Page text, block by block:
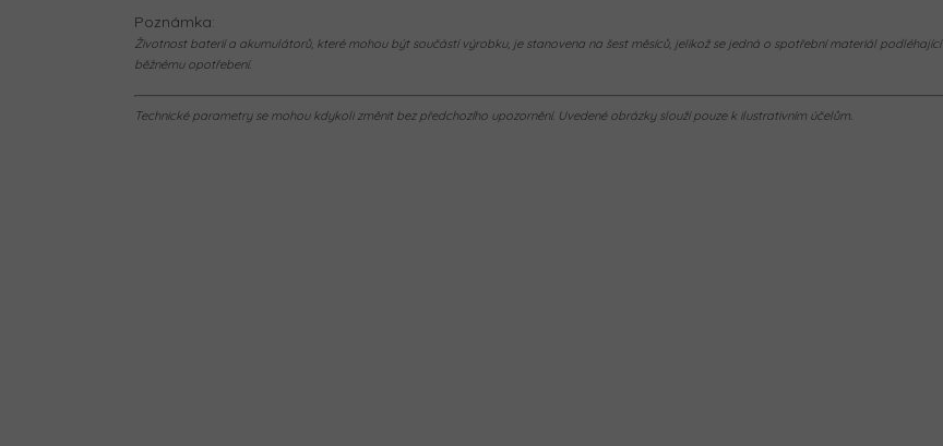
Poznámka:
Životnost baterií a akumulátorů, které mohou být součástí výrobku, je stanovena na šest měsíců, jelikož se jedná o spotřební materiál podléhající
běžnému opotřebení.
Technické parametry se mohou kdykoli změnit bez předchozího upozornění. Uvedené obrázky slouží pouze k ilustrativním účelům.